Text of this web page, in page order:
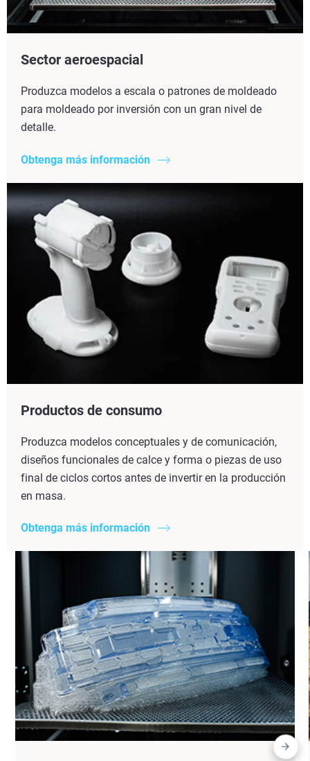
Sector aeroespacial
Produzca modelos a escala o patrones de moldeado
para moldeado por inversión con un gran nivel de
detalle.
Obtenga más información
Productos de consumo
Produzca modelos conceptuales y de comunicación,
diseños funcionales de calce y forma o piezas de uso
final de ciclos cortos antes de invertir en la producción
en masa.
Obtenga más información